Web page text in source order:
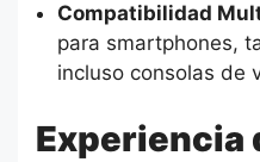
Compatibilidad
para smartphones,
incluso consolas de
Experiencia